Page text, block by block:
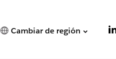
Cambiar de región